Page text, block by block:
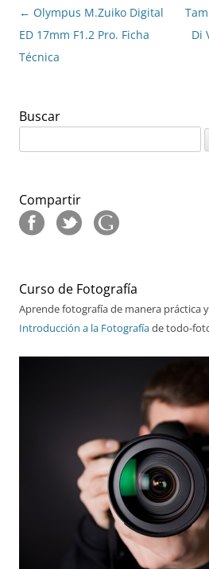
Navegación
de
entradas
← Olympus M.Zuiko Digital
ED 17mm F1.2 Pro. Ficha
Técnica
Di
Buscar
Compartir
Curso de Fotografía
Aprende fotografía de manera práctica
Introducción a la Fotografíade todo-